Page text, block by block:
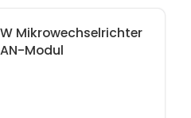
Mikrowechselrichter
Modul